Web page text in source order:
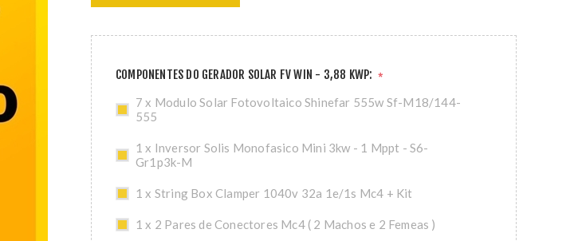
COMPONENTES DO GERADOR SOLAR FV WIN - 3,88 KWP: *
7 x Modulo Solar Fotovoltaico Shinefar 555w Sf-M18/144-
555
1 x Inversor Solis Monofasico Mini 3kw - 1 Mppt - S6-
Gr1p3k-M
1 x String Box Clamper 1040v 32a 1e/1s Mc4 + Kit
1 x 2 Pares de Conectores Mc4 ( 2 Machos e 2 Femeas )